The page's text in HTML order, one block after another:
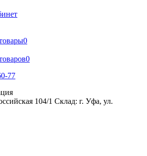
0
0
77
104/1 Склад: г. Уфа, ул.